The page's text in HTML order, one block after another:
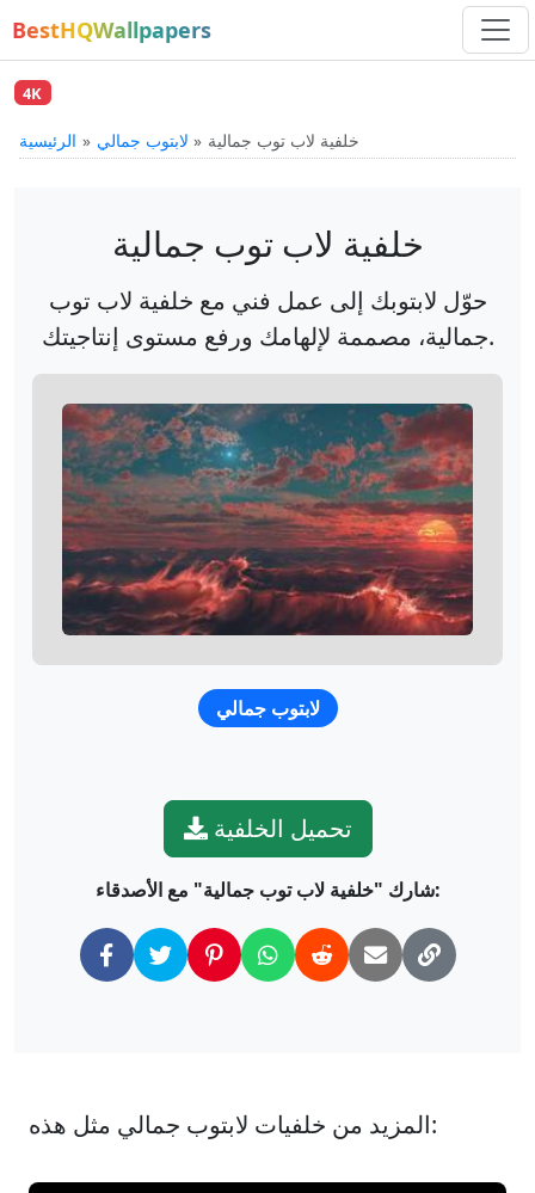
BestHQWallpapers
4K
الرئيسية لابتوب جمالي خلفية لاب توب جمالية
خلفية لاب توب جمالية
حوّل لابتوبك إلى عمل فني مع خلفية لاب توب
جمالية، مصممة لإلهامك ورفع مستوى إنتاجيتك.
لابتوب جمالي
تحميل الخلفية
شارك "خلفية لاب توب جمالية" مع الأصدقاء:
المزيد من خلفيات لابتوب جمالي مثل هذه: